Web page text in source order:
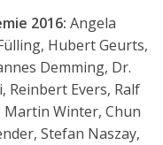
2016: Angela
Hubert Geurts,
Demming, Dr.
Reinbert Evers, Ralf
Martin Winter, Chun
Stefan Naszay,